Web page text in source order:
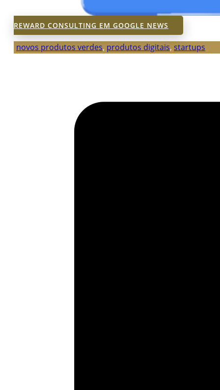
REWARD CONSULTING EM GOOGLE NEWS
novos produtos verdes, produtos digitais, startups